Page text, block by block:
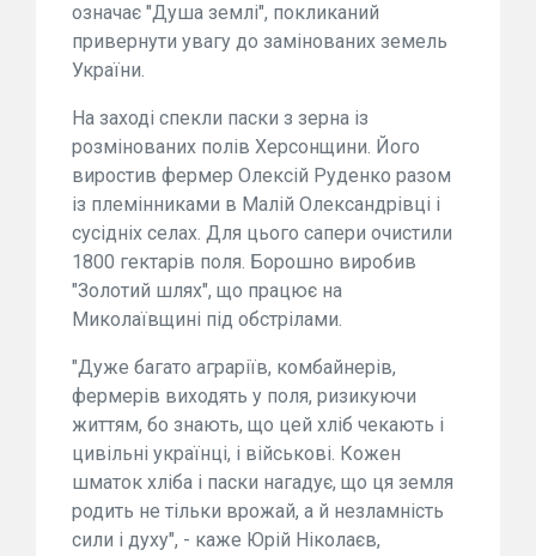
означає "Душа землі", покликаний
привернути увагу до замінованих земель
України.
На заході спекли паски з зерна із
розмінованих полів Херсонщини. Його
виростив фермер Олексій Руденко разом
із племінниками в Малій Олександрівці і
сусідніх селах. Для цього сапери очистили
1800 гектарів поля. Борошно виробив
"Золотий шлях", що працює на
Миколаївщині під обстрілами.
"Дуже багато аграріїв, комбайнерів,
фермерів виходять у поля, ризикуючи
життям, бо знають, що цей хліб чекають і
цивільні українці, і військові. Кожен
шматок хліба і паски нагадує, що ця земля
родить не тільки врожай, а й незламність
сили і духу", - каже Юрій Ніколаєв,